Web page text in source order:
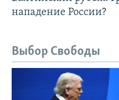
нападение России?
Выбор Свободы